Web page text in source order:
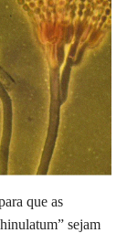
que as
sejam